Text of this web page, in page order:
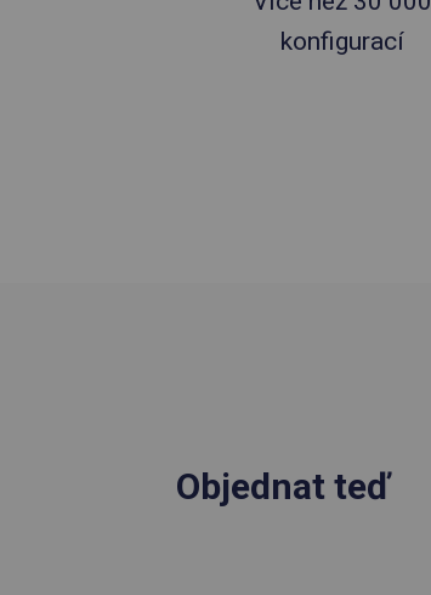
konfigurací
Objednat teď